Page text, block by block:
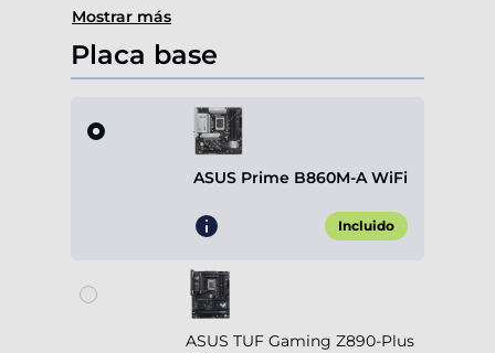
Mostrar más
Placa base
ASUS Prime B860M-A WiFi
Incluido
ASUS TUF Gaming Z890-Plus